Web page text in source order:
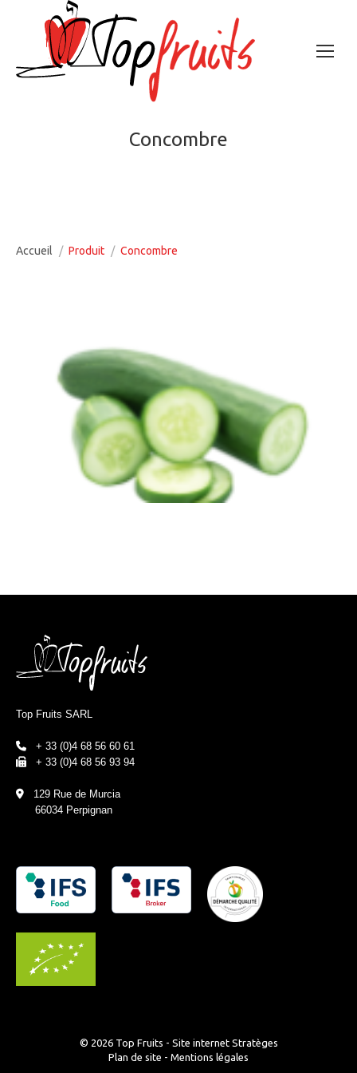
Concombre
Accueil Produit Concombre
Top Fruits SARL
+ 33 (0)4 68 56 60 61
+ 33 (0)4 68 56 93 94
129 Rue de Murcia
66034 Perpignan
© 2026 Top Fruits - Site internet Stratèges
Plan de site - Mentions légales